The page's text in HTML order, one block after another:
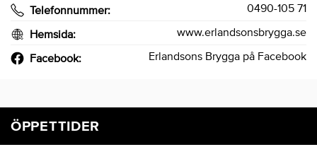
Telefonnummer: 0490-105 71
Hemsida: www.erlandsonsbrygga.se
Facebook: Erlandsons Brygga på Facebook
ÖPPETTIDER